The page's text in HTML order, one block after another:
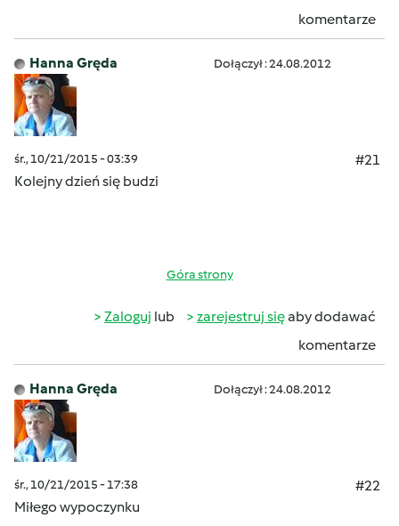
komentarze
Hanna Gręda Dołączył : 24.08.2012
śr., 10/21/2015 - 03:39
#21
Kolejny dzień się budzi
Góra strony
Zaloguj lub zarejestruj sięaby dodawać
komentarze
Hanna Gręda Dołączył : 24.08.2012
śr., 10/21/2015 - 17:38
#22
Miłego wypoczynku